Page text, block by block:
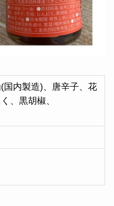
国内製造)、唐辛子、花
、黒胡椒、